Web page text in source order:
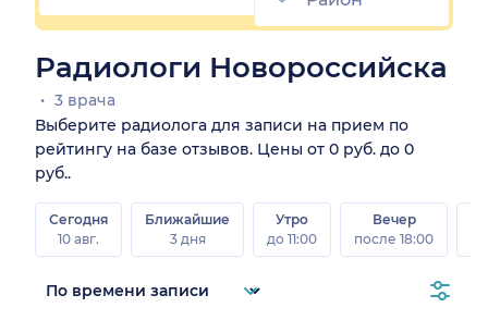
Радиологи Новороссийска
3 врача
Выберите радиолога для записи на прием по
рейтингу на базе отзывов. Цены от 0 руб. до 0
руб..
Сегодня
10 авг.
Ближайшие
3 дня
Утро
до 11:00
Вечер
после 18:00